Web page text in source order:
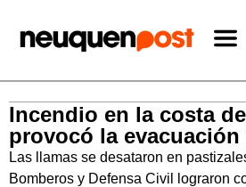
Incendio en la costa
provocó la
Las llamas se desataron en
Bomberos y Defensa Civil lograron